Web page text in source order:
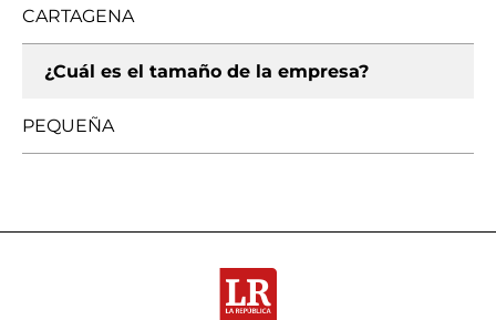
CARTAGENA
¿Cuál es el tamaño de la empresa?
PEQUEÑA